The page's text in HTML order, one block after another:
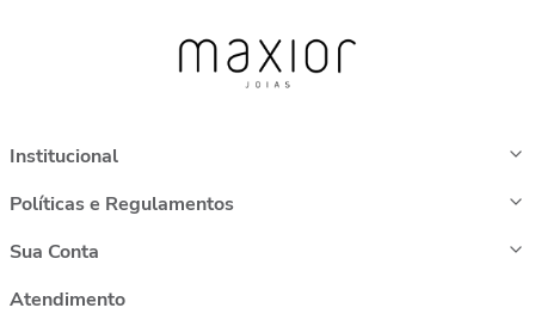
Institucional
Políticas e Regulamentos
Sua Conta
Atendimento